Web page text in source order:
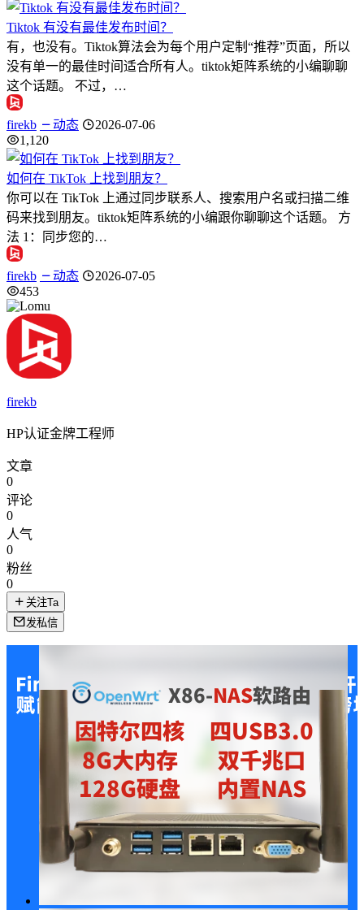
Tiktok 有没有最佳发布时间？
有，也没有。Tiktok算法会为每个用户定制“推荐”页面，所以
没有单一的最佳时间适合所有人。tiktok矩阵系统的小编聊聊
这个话题。 不过，…
firekb 动态
2026-07-06
1,120
如何在 TikTok 上找到朋友？
你可以在 TikTok 上通过同步联系人、搜索用户名或扫描二维
码来找到朋友。tiktok矩阵系统的小编跟你聊聊这个话题。 方
法 1：同步您的…
firekb 动态
2026-07-05
453
firekb
HP认证金牌工程师
文章
0
评论
0
人气
0
粉丝
0
关注Ta
发私信